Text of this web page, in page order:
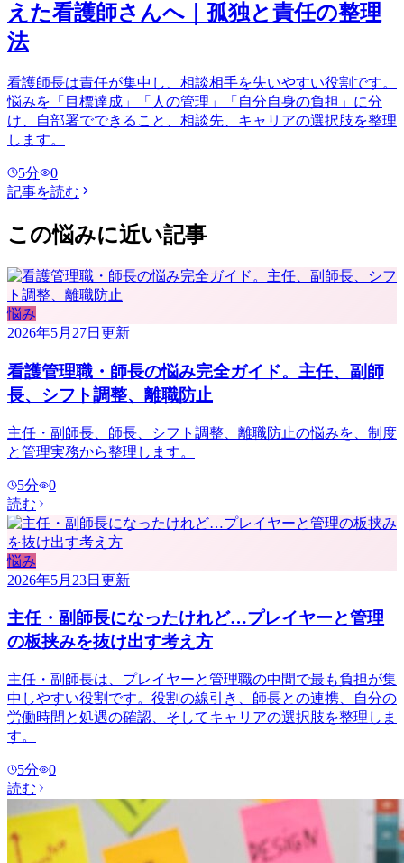
えた看護師さんへ｜孤独と責任の整理
法
看護師長は責任が集中し、相談相手を失いやすい役割です。
悩みを「目標達成」「人の管理」「自分自身の負担」に分
け、自部署でできること、相談先、キャリアの選択肢を整理
します。
5分
0
記事を読む
この悩みに近い記事
悩み
2026年5月27日 更新
看護管理職・師長の悩み完全ガイド。主任、副師
長、シフト調整、離職防止
主任・副師長、師長、シフト調整、離職防止の悩みを、制度
と管理実務から整理します。
5分
0
読む
悩み
2026年5月23日 更新
主任・副師長になったけれど…プレイヤーと管理
の板挟みを抜け出す考え方
主任・副師長は、プレイヤーと管理職の中間で最も負担が集
中しやすい役割です。役割の線引き、師長との連携、自分の
労働時間と処遇の確認、そしてキャリアの選択肢を整理しま
す。
5分
0
読む